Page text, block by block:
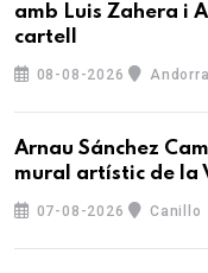
amb Luis Zahera i
cartell
08-08-2026
Arnau Sánchez
mural artístic de la
07-08-2026 Canillo